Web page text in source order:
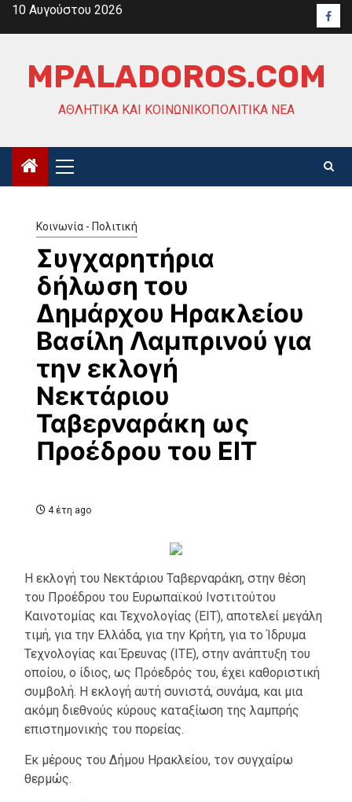
Skip10 Αυγούστου 2026
MPALADOROS.COM
ΑΘΛΗΤΙΚΆ ΚΑΙ ΚΟΙΝΩΝΙΚΟΠΟΛΙΤΙΚΆ ΝΈΑ
Primary
Menu
Κοινωνία - Πολιτική
Συγχαρητήρια
δήλωση του
Δημάρχου Ηρακλείου
Βασίλη Λαμπρινού για
την εκλογή
Νεκτάριου
Ταβερναράκη ως
Προέδρου του ΕΙΤ
4 έτη ago
Η εκλογή του Νεκτάριου Ταβερναράκη, στην θέση
του Προέδρου του Ευρωπαϊκού Ινστιτούτου
Καινοτομίας και Τεχνολογίας (EIT), αποτελεί μεγάλη
τιμή, για την Ελλάδα, για την Κρήτη, για το Ίδρυμα
Τεχνολογίας και Έρευνας (ΙΤΕ), στην ανάπτυξη του
οποίου, ο ίδιος, ως Πρόεδρός του, έχει καθοριστική
συμβολή. Η εκλογή αυτή συνιστά, συνάμα, και μια
ακόμη διεθνούς κύρους καταξίωση της λαμπρής
επιστημονικής του πορείας.
Εκ μέρους του Δήμου Ηρακλείου, τον συγχαίρω
θερμώς.